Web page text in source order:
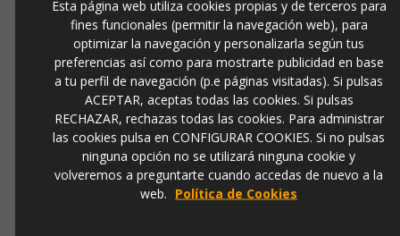
Compártelo:
DESCRIPCIÓN
BARRA DE BAR JUMBO CORNER CON LUZ: Tiene la
altura ideal para ser utilizada como barra de bar o mostrador
de recepción. Su doble altura permite tener una superficie de
trabajo estable. Fabricado con polietileno de alta calidad y
baja densidad. La colección JUMBO nace de la creatividad
Esta página web utiliza cookies propias y de terceros para
fines funcionales (permitir la navegación web), para
optimizar la navegación y personalizarla según tus
preferencias así como para mostrarte publicidad en base
a tu perfil de navegación (p.e páginas visitadas). Si pulsas
ACEPTAR, aceptas todas las cookies. Si pulsas
RECHAZAR, rechazas todas las cookies. Para administrar
las cookies pulsa en CONFIGURAR COOKIES. Si no pulsas
ninguna opción no se utilizará ninguna cookie y
volveremos a preguntarte cuando accedas de nuevo a la
web. Política de Cookies